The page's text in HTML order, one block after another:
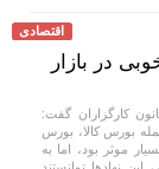
اقتصادی
در بازار
کارگزاران گفت:
بورس کالا، بورس
موثر بود، اما به